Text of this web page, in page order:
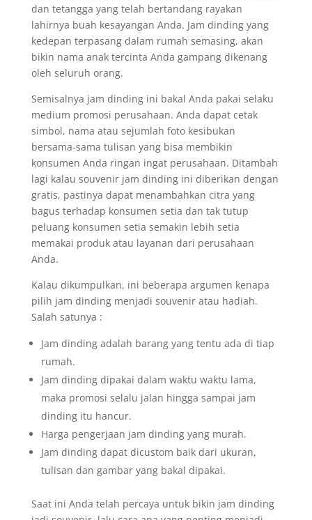
dan tetangga yang telah bertandang rayakan
lahirnya buah kesayangan Anda. Jam dinding yang
kedepan terpasang dalam rumah semasing, akan
bikin nama anak tercinta Anda gampang dikenang
oleh seluruh orang.
Semisalnya jam dinding ini bakal Anda pakai selaku
medium promosi perusahaan. Anda dapat cetak
simbol, nama atau sejumlah foto kesibukan
bersama-sama tulisan yang bisa membikin
konsumen Anda ringan ingat perusahaan. Ditambah
lagi kalau souvenir jam dinding ini diberikan dengan
gratis, pastinya dapat menambahkan citra yang
bagus terhadap konsumen setia dan tak tutup
peluang konsumen setia semakin lebih setia
memakai produk atau layanan dari perusahaan
Anda.
Kalau dikumpulkan, ini beberapa argumen kenapa
pilih jam dinding menjadi souvenir atau hadiah.
Salah satunya :
Jam dinding adalah barang yang tentu ada di tiap
rumah.
Jam dinding dipakai dalam waktu waktu lama,
maka promosi selalu jalan hingga sampai jam
dinding itu hancur.
Harga pengerjaan jam dinding yang murah.
Jam dinding dapat dicustom baik dari ukuran,
tulisan dan gambar yang bakal dipakai.
Saat ini Anda telah percaya untuk bikin jam dinding